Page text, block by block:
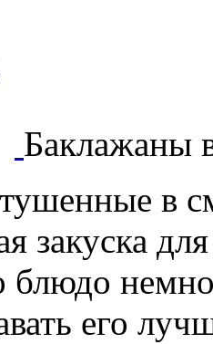
Баклажаны
в
закуска
блюдо
его